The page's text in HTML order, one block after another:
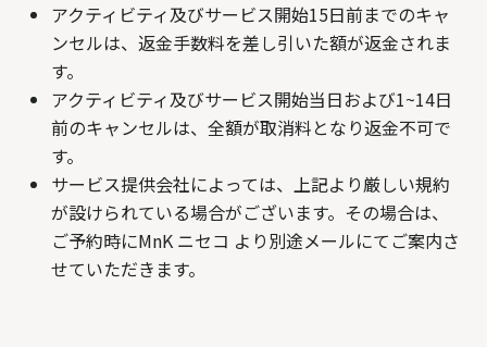
アクティビティ及びサービス開始15日前までのキャ
ンセルは、返金手数料を差し引いた額が返金されま
す。
アクティビティ及びサービス開始当日および1~14日
前のキャンセルは、全額が取消料となり返金不可で
す。
サービス提供会社によっては、上記より厳しい規約
が設けられている場合がございます。その場合は、
ご予約時にMnK ニセコ より別途メールにてご案内さ
せていただきます。